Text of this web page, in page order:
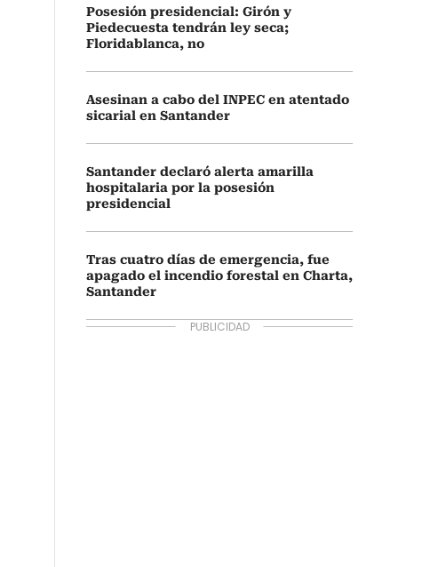
Posesión presidencial: Girón y
Piedecuesta tendrán ley seca;
Floridablanca, no
Asesinan a cabo del INPEC en atentado
sicarial en Santander
Santander declaró alerta amarilla
hospitalaria por la posesión
presidencial
Tras cuatro días de emergencia, fue
apagado el incendio forestal en Charta,
Santander